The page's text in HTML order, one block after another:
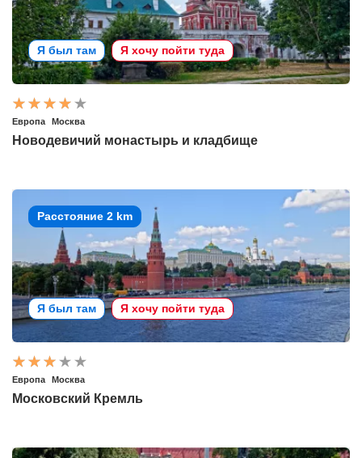
Я был там Я хочу пойти туда
Европа Москва
Новодевичий монастырь и кладбище
Расстояние 2 km
Я был там Я хочу пойти туда
Европа Москва
Московский Кремль